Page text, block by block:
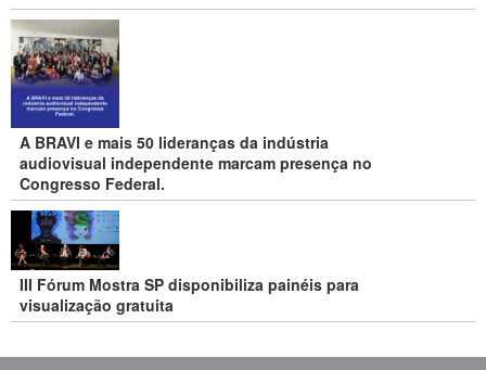
A BRAVI e mais 50 lideranças da indústria
audiovisual independente marcam presença no
Congresso Federal.
III Fórum Mostra SP disponibiliza painéis para
visualização gratuita